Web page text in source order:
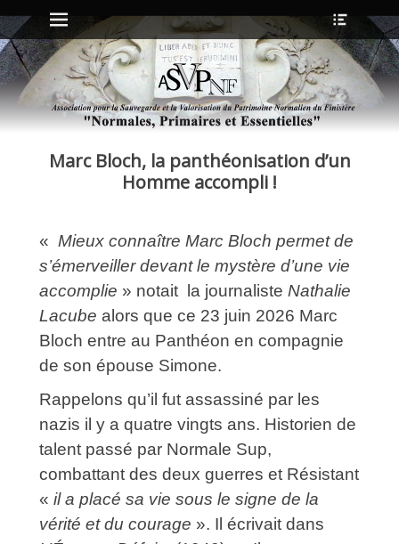
Menu principal
Aller
au
contenu
l’en-
tête
Marc Bloch, la panthéonisation d’un
Homme accompli !
« Mieux connaître Marc Bloch permet de
s’émerveiller devant le mystère d’une vie
accomplie » notait la journaliste Nathalie
Lacube alors que ce 23 juin 2026 Marc
Bloch entre au Panthéon en compagnie
de son épouse Simone.
Rappelons qu’il fut assassiné par les
nazis il y a quatre vingts ans. Historien de
talent passé par Normale Sup,
combattant des deux guerres et Résistant
« il a placé sa vie sous le signe de la
vérité et du courage ». Il écrivait dans